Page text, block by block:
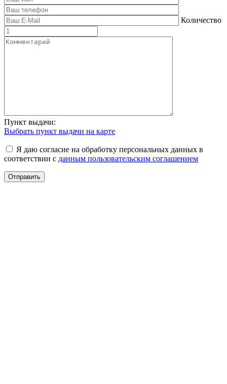
Количество
Пункт выдачи:
Выбрать пункт выдачи на карте
Я даю согласие на обработку персональных данных в
соответствии с данным пользовательским соглашением
Отправить